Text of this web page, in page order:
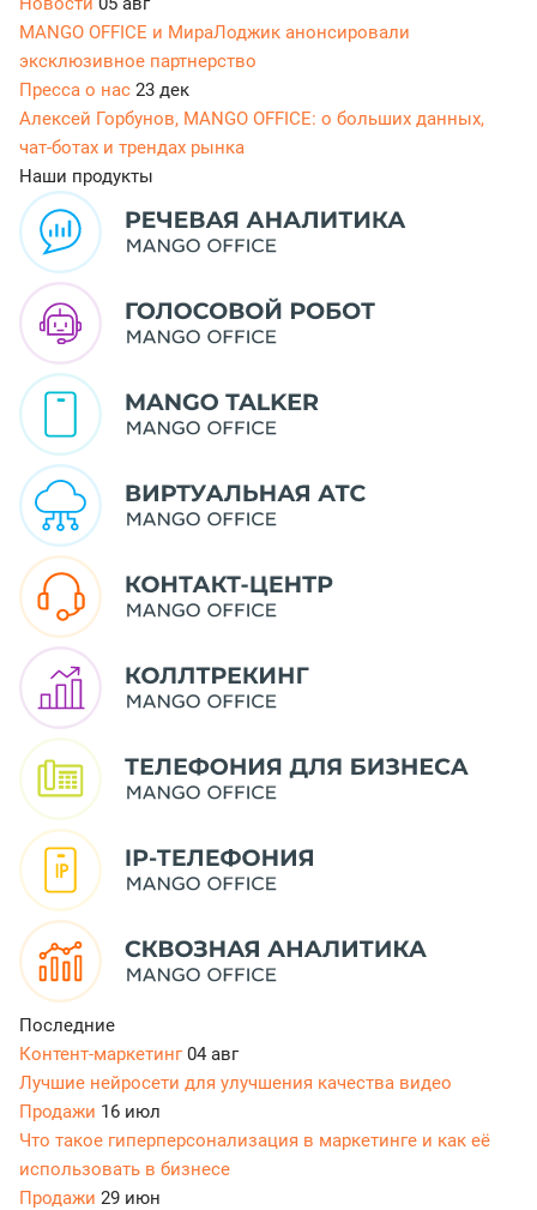
MANGO OFFICE и МираЛоджик анонсировали
эксклюзивное партнерство
Пресса о нас 23 дек
Алексей Горбунов, MANGO OFFICE: о больших данных,
чат-ботах и трендах рынка
Наши продукты
Последние
Контент-маркетинг04 авг
Лучшие нейросети для улучшения качества видео
Продажи 16 июл
Что такое гиперперсонализация в маркетинге и как её
использовать в бизнесе
Продажи 29 июн